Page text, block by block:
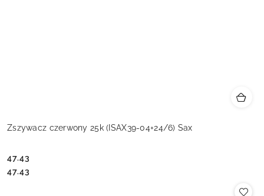
Zszywacz czerwony 25k (ISAX39-04+24/6) Sax
Cena:
47.43
Cena:
47.43